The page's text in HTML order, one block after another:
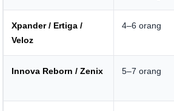
Xpander / Ertiga /
Veloz
4–6 orang
Innova Reborn / Zenix 5–7 orang